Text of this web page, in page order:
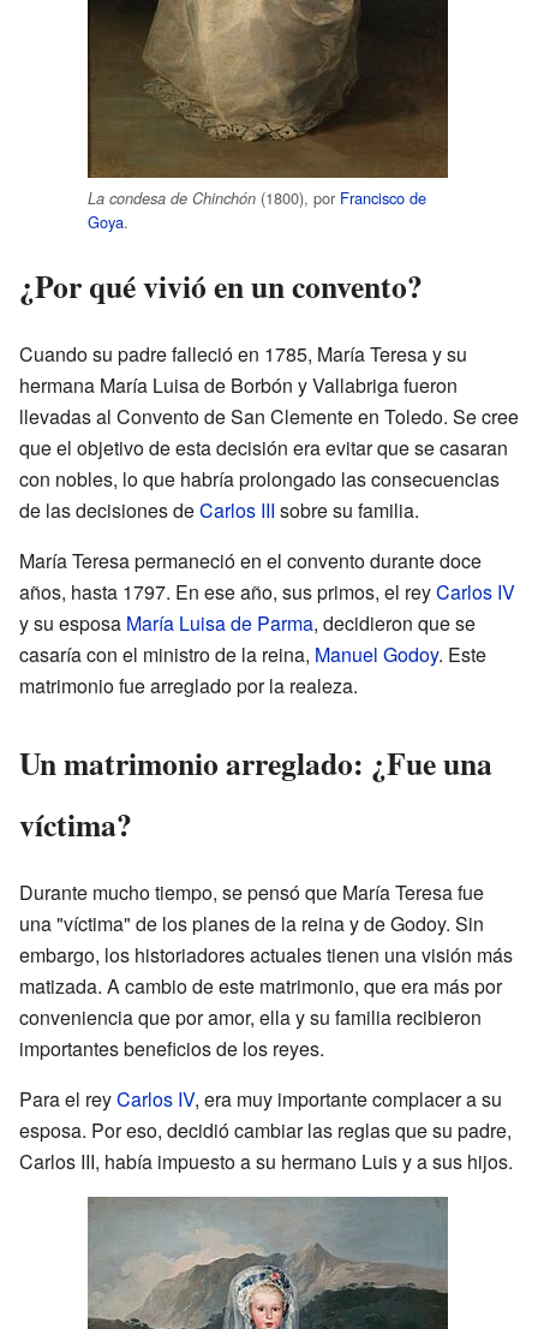
La condesa de Chinchón (1800), por Francisco de
Goya.
¿Por qué vivió en un convento?
Cuando su padre falleció en 1785, María Teresa y su
hermana María Luisa de Borbón y Vallabriga fueron
llevadas al Convento de San Clemente en Toledo. Se cree
que el objetivo de esta decisión era evitar que se casaran
con nobles, lo que habría prolongado las consecuencias
de las decisiones deCarlos III sobre su familia.
María Teresa permaneció en el convento durante doce
años, hasta 1797. En ese año, sus primos, el reyCarlos IV
y su esposa María Luisa de Parma, decidieron que se
casaría con el ministro de la reina, Manuel Godoy. Este
matrimonio fue arreglado por la realeza.
Un matrimonio arreglado: ¿Fue una
víctima?
Durante mucho tiempo, se pensó que María Teresa fue
una "víctima" de los planes de la reina y de Godoy. Sin
embargo, los historiadores actuales tienen una visión más
matizada. A cambio de este matrimonio, que era más por
conveniencia que por amor, ella y su familia recibieron
importantes beneficios de los reyes.
Para el reyCarlos IV, era muy importante complacer a su
esposa. Por eso, decidió cambiar las reglas que su padre,
Carlos III, había impuesto a su hermano Luis y a sus hijos.